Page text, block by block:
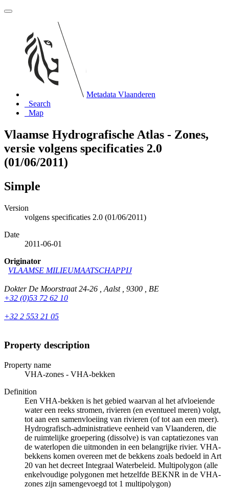
Metadata Vlaanderen
Search
Map
Vlaamse Hydrografische Atlas - Zones,
versie volgens specificaties 2.0
(01/06/2011)
Simple
Version
volgens specificaties 2.0 (01/06/2011)
Date
2011-06-01
Originator
VLAAMSE MILIEUMAATSCHAPPIJ
Dokter De Moorstraat 24-26 , Aalst , 9300 , BE
+32 (0)53 72 62 10
+32 2 553 21 05
Property description
Property name
VHA-zones - VHA-bekken
Definition
Een VHA-bekken is het gebied waarvan al het afvloeiende
water een reeks stromen, rivieren (en eventueel meren) volgt,
tot aan een samenvloeiing van rivieren (of tot aan een meer).
Hydrografisch-administratieve eenheid van Vlaanderen, die
de ruimtelijke groepering (dissolve) is van captatiezones van
de waterlopen die uitmonden in een belangrijke rivier. VHA-
bekkens komen overeen met de bekkens zoals bedoeld in Art
20 van het decreet Integraal Waterbeleid. Multipolygon (alle
enkelvoudige polygonen met hetzelfde BEKNR in de VHA-
zones zijn samengevoegd tot 1 multipolygon)